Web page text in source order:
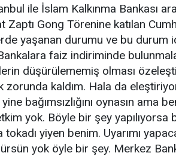
ile İslam Kalkınma Bankası
Zaptı Gong Törenine katılan
yaşanan durumu ve bu durum
faiz indiriminde
düşürülememiş olması
zorunda kaldım. Hala da
bağımsızlığını oynasın
yok. Böyle bir şey yapılıyorsa
tokadı yiyen benim. Uyarımı
yok öyle bir şey. Merkez